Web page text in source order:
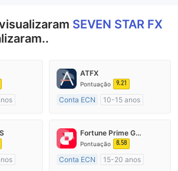
SEVEN STAR FX
ATFX
Pontuação 9.21
Conta ECN
10-15 anos
Market Marketing (MM)
Etiqueta principal MT4
Fortune Prime Global
Pontuação 8.58
Conta ECN
15-20 anos